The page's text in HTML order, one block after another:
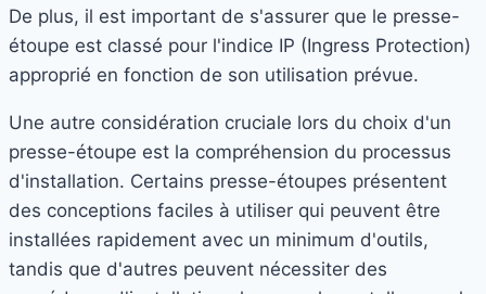
De plus, il est important de s'assurer que le presse-
étoupe est classé pour l'indice IP (Ingress Protection)
approprié en fonction de son utilisation prévue.
Une autre considération cruciale lors du choix d'un
presse-étoupe est la compréhension du processus
d'installation. Certains presse-étoupes présentent
des conceptions faciles à utiliser qui peuvent être
installées rapidement avec un minimum d'outils,
tandis que d'autres peuvent nécessiter des